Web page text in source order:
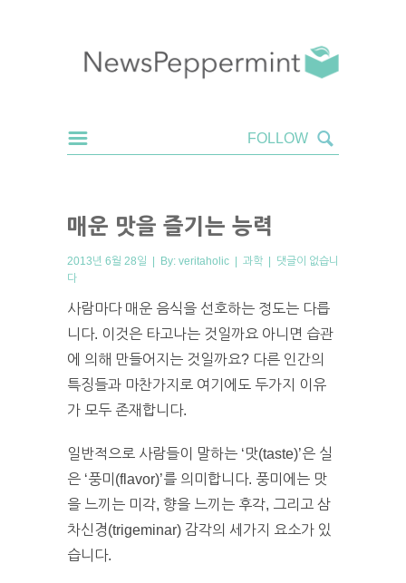
매운 맛을 즐기는 능력
2013년 6월 28일 | By: veritaholic | 과학 | 댓글이 없습니
다
사람마다 매운 음식을 선호하는 정도는 다릅
니다. 이것은 타고나는 것일까요 아니면 습관
에 의해 만들어지는 것일까요? 다른 인간의
특징들과 마찬가지로 여기에도 두가지 이유
가 모두 존재합니다.
일반적으로 사람들이 말하는 ‘맛(taste)’은 실
은 ‘풍미(flavor)’를 의미합니다. 풍미에는 맛
을 느끼는 미각, 향을 느끼는 후각, 그리고 삼
차신경(trigeminar) 감각의 세가지 요소가 있
습니다.